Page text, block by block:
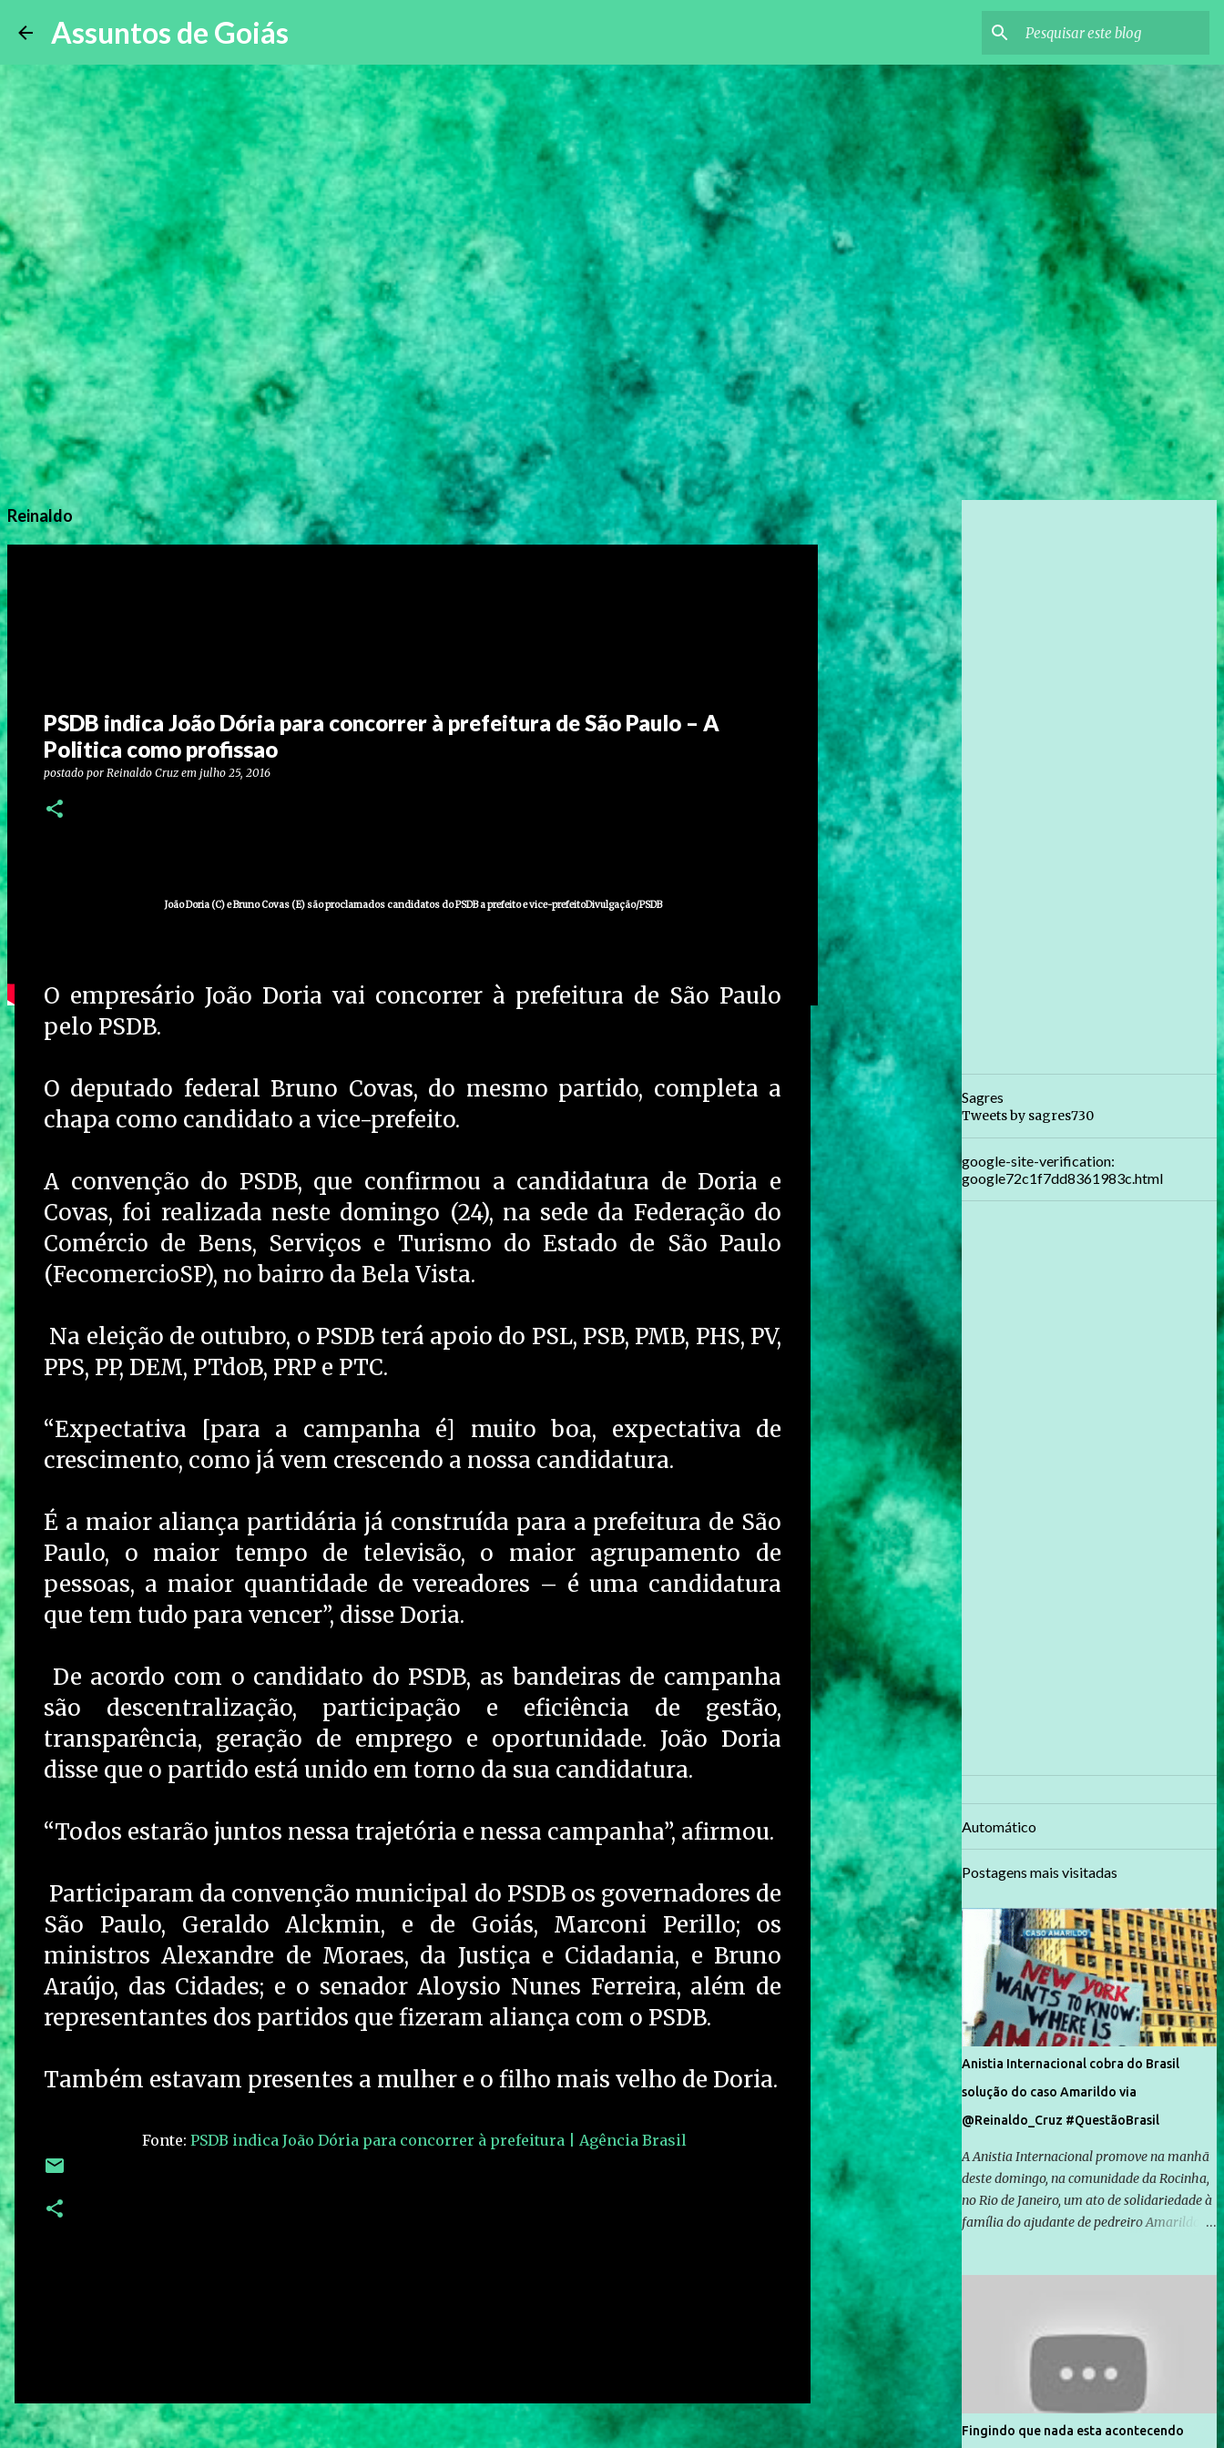
Assuntos de Goiás
Reinaldo
PSDB indica João Dória para concorrer à prefeitura de São Paulo – A
Politica como profissao
postado por Reinaldo Cruz em julho 25, 2016
João Doria (C) e Bruno Covas (E) são proclamados candidatos do PSDB a prefeito e vice-prefeitoDivulgação/PSDB
O empresário João Doria vai concorrer à prefeitura de São Paulo
pelo PSDB.
O deputado federal Bruno Covas, do mesmo partido, completa a
chapa como candidato a vice-prefeito.
A convenção do PSDB, que confirmou a candidatura de Doria e
Covas, foi realizada neste domingo (24), na sede da Federação do
Comércio de Bens, Serviços e Turismo do Estado de São Paulo
(FecomercioSP), no bairro da Bela Vista.
Na eleição de outubro, o PSDB terá apoio do PSL, PSB, PMB, PHS, PV,
PPS, PP, DEM, PTdoB, PRP e PTC.
“Expectativa [para a campanha é] muito boa, expectativa de
crescimento, como já vem crescendo a nossa candidatura.
É a maior aliança partidária já construída para a prefeitura de São
Paulo, o maior tempo de televisão, o maior agrupamento de
pessoas, a maior quantidade de vereadores – é uma candidatura
que tem tudo para vencer”, disse Doria.
De acordo com o candidato do PSDB, as bandeiras de campanha
são descentralização, participação e eficiência de gestão,
transparência, geração de emprego e oportunidade. João Doria
disse que o partido está unido em torno da sua candidatura.
“Todos estarão juntos nessa trajetória e nessa campanha”, afirmou.
Participaram da convenção municipal do PSDB os governadores de
São Paulo, Geraldo Alckmin, e de Goiás, Marconi Perillo; os
ministros Alexandre de Moraes, da Justiça e Cidadania, e Bruno
Araújo, das Cidades; e o senador Aloysio Nunes Ferreira, além de
representantes dos partidos que fizeram aliança com o PSDB.
Também estavam presentes a mulher e o filho mais velho de Doria.
Fonte: PSDB indica João Dória para concorrer à prefeitura | Agência Brasil
n
Sagres
Tweets by sagres730
google-site-verification:
google72c1f7dd8361983c.html
Automático
Postagens mais visitadas
Anistia Internacional cobra do Brasil
solução do caso Amarildo via
@Reinaldo_Cruz #QuestãoBrasil
A Anistia Internacional promove na manhã
deste domingo, na comunidade da Rocinha,
no Rio de Janeiro, um ato de solidariedade à
família do ajudante de pedreiro Amarildo de
Rocinha. A assessora de Direitos Humanos
da Anistia Internacional, Renata Neder, disse
à Agência Brasil que ações e atividades de
mobilização são feitas normalmente pela
organização não governamental. As ações
de solidariedade são promovidas em apoio
Fingindo que nada esta acontecendo